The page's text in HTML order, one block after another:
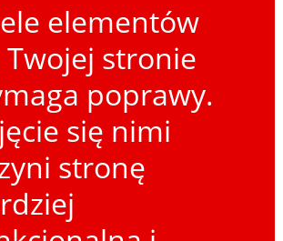
elementów
Twojej stronie
poprawy.
się nimi
stronę